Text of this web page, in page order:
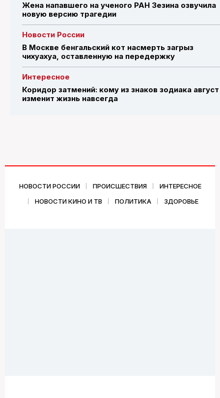
Жена напавшего на ученого РАН Зезина озвучила
новую версию трагедии
Новости России
В Москве бенгальский кот насмерть загрыз
чихуахуа, оставленную на передержку
Интересное
Коридор затмений: кому из знаков зодиака август
изменит жизнь навсегда
НОВОСТИ РОССИИ ПРОИСШЕСТВИЯ
ИНТЕРЕСНОЕ
НОВОСТИ КИНО И ТВ
ПОЛИТИКА ЗДОРОВЬЕ